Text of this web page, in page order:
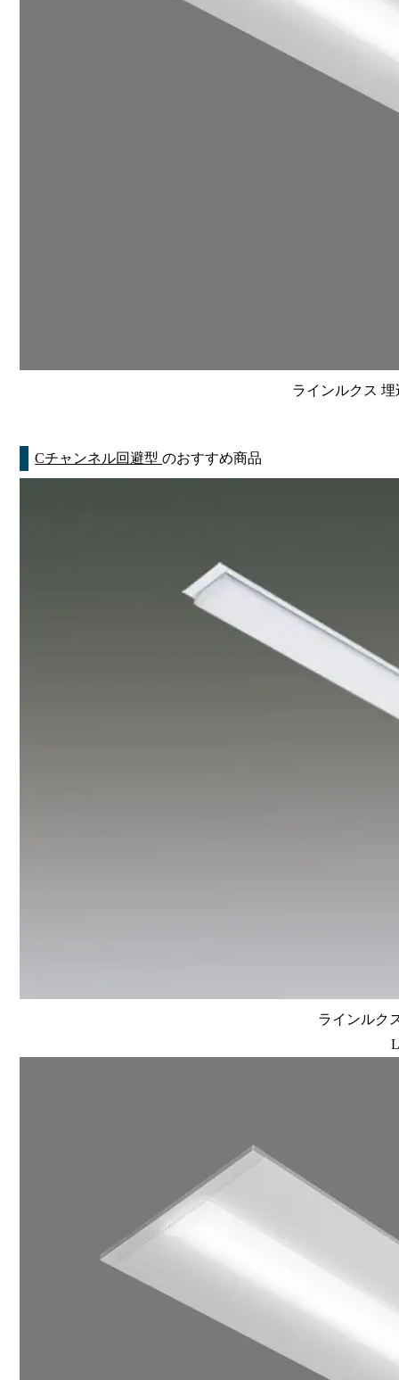
ラインルクス
Cチャンネル回避型のおすすめ商品
ラインルク